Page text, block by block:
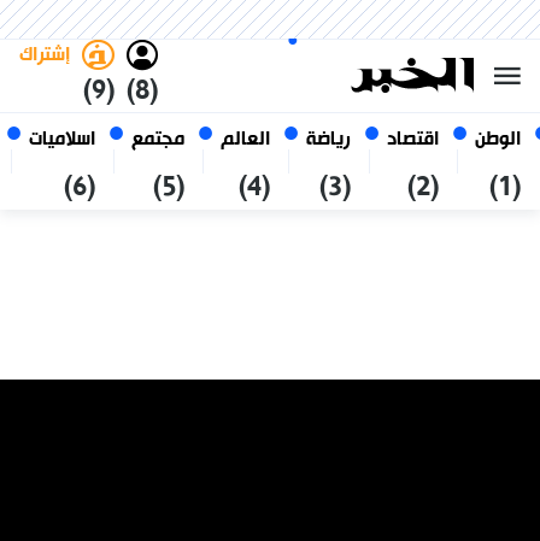
الوطن
(1)
اقتصاد
(2)
رياضة
(3)
العالم
(4)
مجتمع
(5)
اسلاميات
(6)
(8)
إشتراك
(9)
06 أغسطس 2026
الجزائر